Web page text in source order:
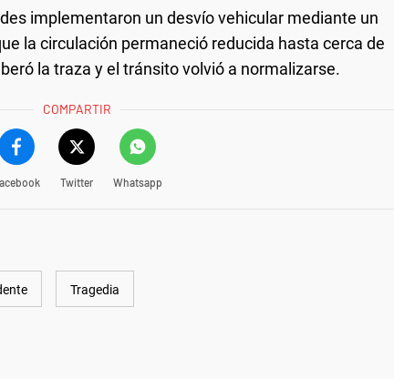
implementaron un desvío vehicular mediante un
la circulación permaneció reducida hasta cerca de
la traza y el tránsito volvió a normalizarse.
COMPARTIR
Twitter Whatsapp
Tragedia